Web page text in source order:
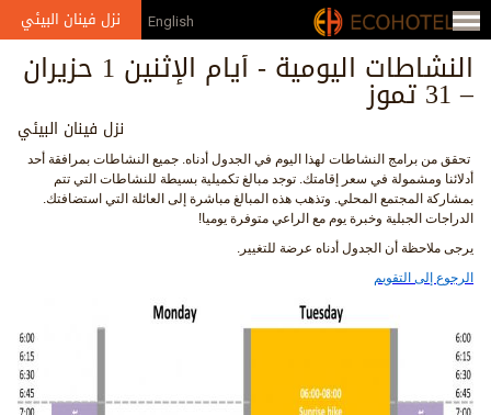
Jump to navigation
English نزل فينان البيئي
النشاطات اليومية - أيام الإثنين 1 حزيران
– 31 تموز
نزل فينان البيئي
تحقق من برامج النشاطات لهذا اليوم في الجدول أدناه. جميع النشاطات بمرافقة أحد
أدلائنا ومشمولة في سعر إقامتك. توجد مبالغ تكميلية بسيطة للنشاطات التي تتم
بمشاركة المجتمع المحلي. وتذهب هذه المبالغ مباشرة إلى العائلة التي استضافتك.
الدراجات الجبلية وخبرة يوم مع الراعي متوفرة يوميا!
يرجى ملاحظة أن الجدول أدناه عرضة للتغيير.
الرجوع إلى التقويم